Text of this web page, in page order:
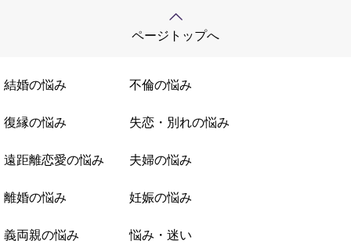
ページトップへ
結婚の悩み 不倫の悩み
復縁の悩み 失恋・別れの悩み
遠距離恋愛の悩み 夫婦の悩み
離婚の悩み 妊娠の悩み
義両親の悩み 悩み・迷い